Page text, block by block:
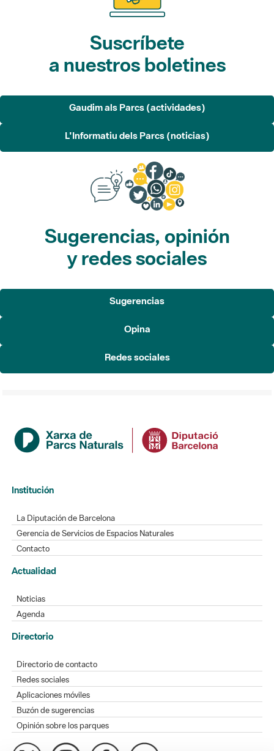
Suscríbete
a nuestros boletines
Gaudim als Parcs (actividades)
L'Informatiu dels Parcs (noticias)
Sugerencias, opinión
y redes sociales
Sugerencias
Opina
Redes sociales
Institución
La Diputación de Barcelona
Gerencia de Servicios de Espacios Naturales
Contacto
Actualidad
Noticias
Agenda
Directorio
Directorio de contacto
Redes sociales
Aplicaciones móviles
Buzón de sugerencias
Opinión sobre los parques